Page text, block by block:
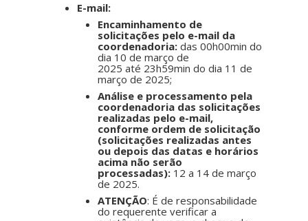
E-mail:
Encaminhamento de
solicitações pelo e-mail da
coordenadoria:das 00h00min do
dia 10 de março de
2025 até 23h59min do dia 11 de
março de 2025;
Análise e processamento pela
coordenadoria das solicitações
realizadas pelo e-mail,
conforme ordem de solicitação
(solicitações realizadas antes
ou depois das datas e horários
acima não serão
processadas): 12 a 14 de março
de 2025.
ATENÇÃO: É de responsabilidade
do requerente verificar a